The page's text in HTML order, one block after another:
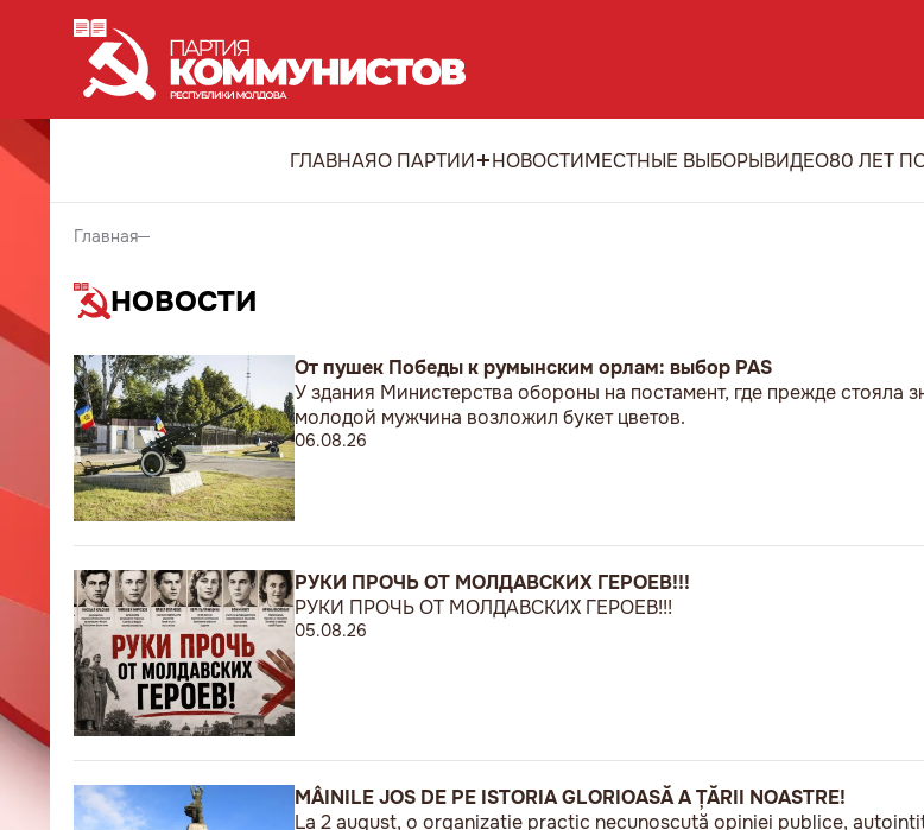
ГЛАВНАЯО ПАРТИИ НОВОСТИМЕСТНЫЕ ВЫБОРЫВИДЕО80 ЛЕТ
Главная
НОВОСТИ
От пушек Победы к румынским орлам: выбор PAS
У здания Министерства обороны на постамент, где прежде стояла
молодой мужчина возложил букет цветов.
06.08.26
РУКИ ПРОЧЬ ОТ МОЛДАВСКИХ ГЕРОЕВ!!!
РУКИ ПРОЧЬ ОТ МОЛДАВСКИХ ГЕРОЕВ!!!
05.08.26
MÂINILE JOS DE PE ISTORIA GLORIOASĂ A ȚĂRII NOASTRE!
La 2 august, o organizație practic necunoscută opiniei publice,